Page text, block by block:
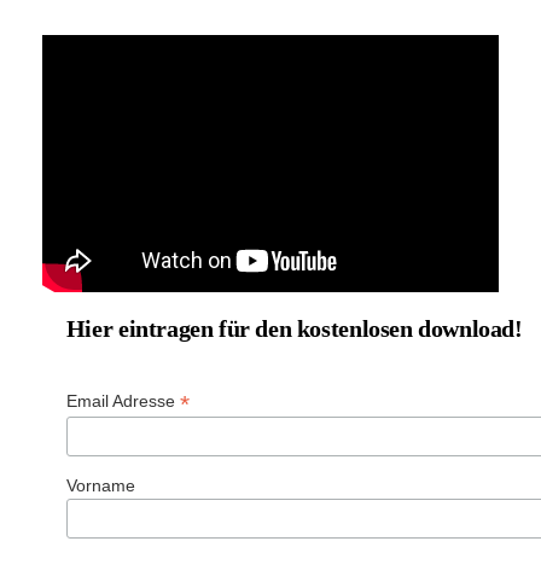
Hier eintragen für den kostenlosen download!
Email Adresse *
Vorname